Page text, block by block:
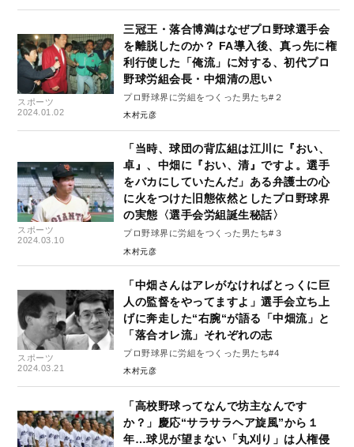
スポーツ
2024.01.02
三冠王・落合博満はなぜプロ野球選手会
を離脱したのか？ FA導入後、真っ先に権
利行使した「俺流」に対する、初代プロ
野球労組会長・中畑清の思い
プロ野球界に労組をつくった男たち#２
木村元彦
スポーツ
2024.03.10
「当時、球団の背広組は江川に『おい、
卓』、中畑に『おい、清』ですよ。選手
をバカにしていたんだ」ある弁護士の心
に火をつけた旧態依然としたプロ野球界
の実態〈選手会労組誕生秘話〉
プロ野球界に労組をつくった男たち#３
木村元彦
スポーツ
2024.03.21
「中畑さんはアレがなければとっくに巨
人の監督をやってますよ」選手会立ち上
げに奔走した“右腕“が語る「中畑流」と
「落合オレ流」それぞれの志
プロ野球界に労組をつくった男たち#4
木村元彦
「高校野球ってなんで坊主なんです
か？」慶応“サラサラヘア旋風”から１
年…球児が望まない「丸刈り」は人権侵